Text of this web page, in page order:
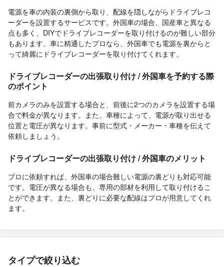
電源を車の内装の裏側から取り、配線を隠しながらドライブレコ
ーダーを設置するサービスです。外国車の場合、国産車と異なる
点も多く、DIYでドライブレコーダーを取り付けるのが難しい部分
もあります。車に精通したプロなら、外国車でも電源を裏からと
って綺麗にドライブレコーダーを取り付けてくれます。
ドライブレコーダーの出張取り付け / 外国車を予約する際
のポイント
前カメラのみを設置する場合と、前後に2つのカメラを設置する場
合で料金が異なります。また、車種によって、電源が取り出せる
位置と電圧が異なります。事前に型式・メーカー・車種を伝えて
依頼しましょう。
ドライブレコーダーの出張取り付け / 外国車のメリット
プロに依頼すれば、外国車の場合難しい電源の裏どりも対応可能
です。電圧が異なる場合も、専用の部材を利用して取り付けるこ
とができます。また、裏どりに必要な配線はプロが用意してくれ
ます。
タイプで絞り込む